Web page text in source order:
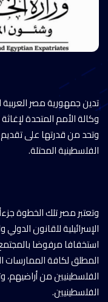
تدين جمهورية مصر العربية
وكالة الأمم المتحدة
وتحد من قدرتها على تقديم
الفلسطينية المحتلة.
وتعتبر مصر تلك الخطوة
الإسرائيلية للقانون
استخفافا مرفوضا
المطلق لكافة الممارسات
الفلسطينيين من
الفلسطينيين.